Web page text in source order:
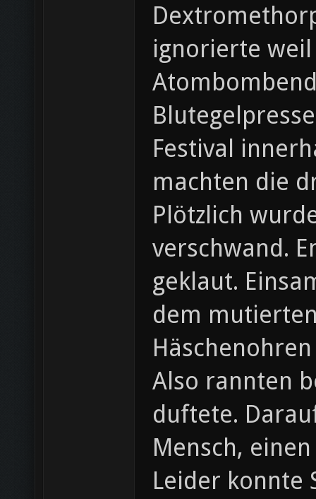
ignorierte
Festival
machten die
Plötzlich
verschwand.
geklaut.
dem
Also rannten
duftete.
Mensch,
Leider konnte